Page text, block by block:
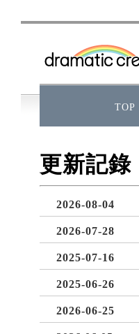
TOP
更新記錄
2026-08-04
2026-07-28
2025-07-16
2025-06-26
2026-06-25